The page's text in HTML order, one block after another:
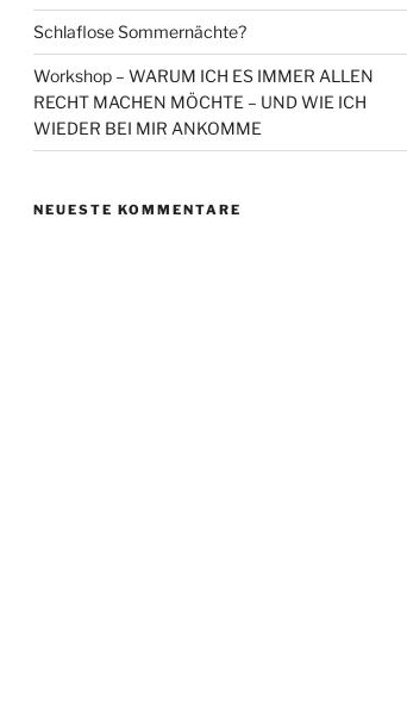
Schlaflose Sommernächte?
Workshop – WARUM ICH ES IMMER ALLEN
RECHT MACHEN MÖCHTE – UND WIE ICH
WIEDER BEI MIR ANKOMME
NEUESTE KOMMENTARE